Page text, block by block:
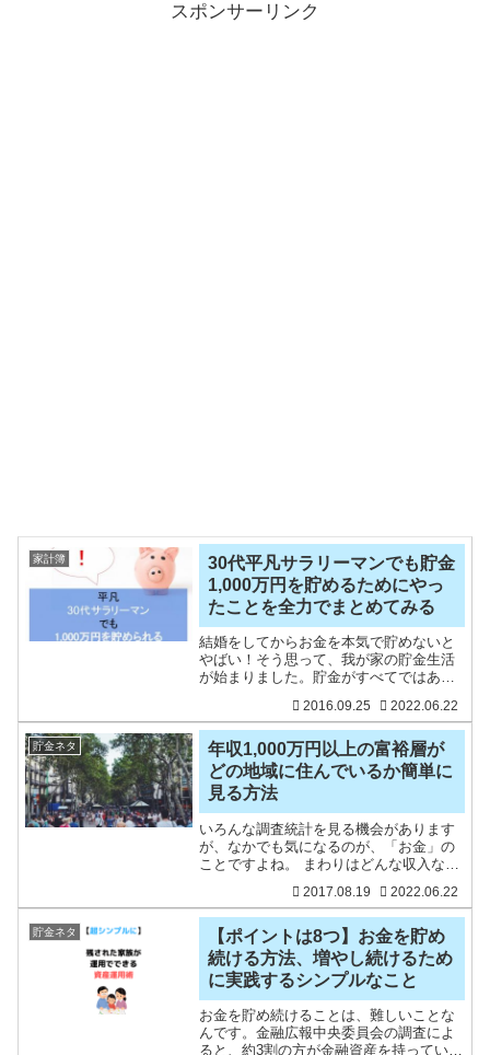
スポンサーリンク
家計簿
30代平凡サラリーマンでも貯金
1,000万円を貯めるためにやっ
たことを全力でまとめてみる
結婚をしてからお金を本気で貯めないと
やばい！そう思って、我が家の貯金生活
が始まりました。貯金がすべてではあり
こと。我が家が最初に立てた目標は、貯
金1,000万円。始めた頃は、はるか遠くの
数字でしたが、結婚
2016.09.25 2022.06.22
貯金ネタ
年収1,000万円以上の富裕層が
どの地域に住んでいるか簡単に
見る方法
いろんな調査統計を見る機会があります
が、なかでも気になるのが、「お金」の
ことですよね。 まわりはどんな収入な
きに、家計調査などの統計情報を見てい
るとおもしろいです。いろんな統計情報
があるので、目的に合っ
2017.08.19 2022.06.22
貯金ネタ
【ポイントは8つ】お金を貯め
続ける方法、増やし続けるため
に実践するシンプルなこと
お金を貯め続けることは、難しいことな
んです。金融広報中央委員会の調査によ
ると、約3割の方が金融資産を持っていな